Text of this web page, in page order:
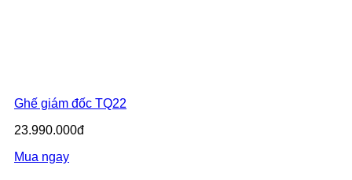
Ghế giám đốc TQ22
23.990.000đ
Mua ngay